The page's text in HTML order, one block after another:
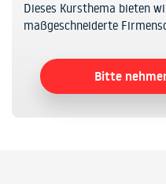
Dieses Kursthema bieten
maßgeschneiderte
Bitte